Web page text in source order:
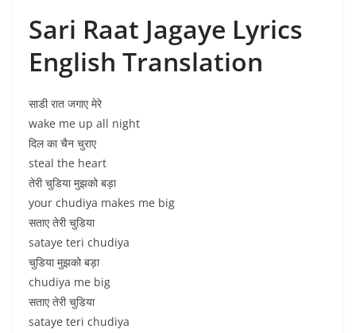
Sari Raat Jagaye Lyrics
English Translation
साडी रात जगाए मेरे
wake me up all night
दिल का चैन चुराए
steal the heart
तेरी चुडिया मुझको बड़ा
your chudiya makes me big
सताए तेरी चुडिया
sataye teri chudiya
चुडिया मुझको बड़ा
chudiya me big
सताए तेरी चुडिया
sataye teri chudiya